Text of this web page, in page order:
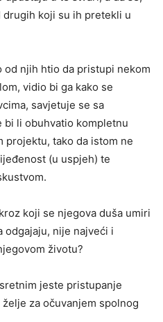
koji su ih pretekli u
od njih htio da pristupi nekom
vidio bi ga kako se
savjetuje se sa
bi li obuhvatio kompletnu
projektu, tako da istom ne
(u uspjeh) te
koji se njegova duša umiri
odgajaju, nije najveći i
životu?
jeste pristupanje
za očuvanjem spolnog